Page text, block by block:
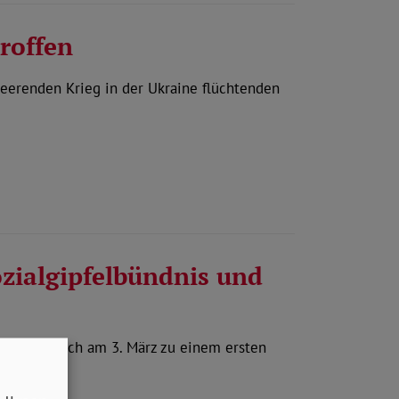
Krieg in der Ukraine flüchtenden
und
haben sich am 3. März zu einem ersten